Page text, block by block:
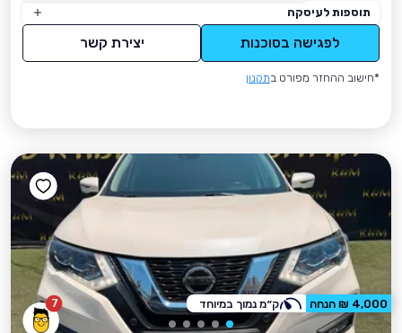
תוספות לעיסקה
לפגישה בסוכנות יצירת קשר
*חישוב ההחזר מפורט בתקנון
7 4,000 ₪ הנחה ק״מ נמוך במיוחד